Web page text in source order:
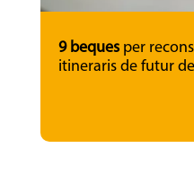
9 bequesper
itineraris de futur